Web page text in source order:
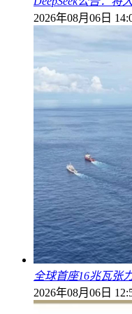
2026年08月06日
全球首座16兆瓦张
2026年08月06日